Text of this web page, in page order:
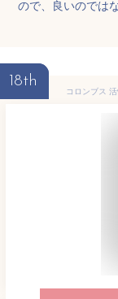
ので、良いのでは
18th
コロンブス